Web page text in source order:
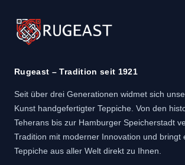
Rugeast – Tradition seit 1921
Seit über drei Generationen widmet sich
Kunst handgefertigter Teppiche. Von den
Teherans bis zur Hamburger Speicherstadt
Tradition mit moderner Innovation und bringt
Teppiche aus aller Welt direkt zu Ihnen.